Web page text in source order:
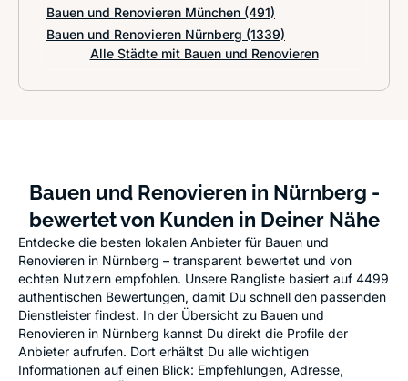
Bauen und Renovieren München (491)
Bauen und Renovieren Nürnberg (1339)
Alle Städte mit Bauen und Renovieren
Bauen und Renovieren in Nürnberg -
bewertet von Kunden in Deiner Nähe
Entdecke die besten lokalen Anbieter für Bauen und
Renovieren in Nürnberg – transparent bewertet und von
echten Nutzern empfohlen. Unsere Rangliste basiert auf 4499
authentischen Bewertungen, damit Du schnell den passenden
Dienstleister findest. In der Übersicht zu Bauen und
Renovieren in Nürnberg kannst Du direkt die Profile der
Anbieter aufrufen. Dort erhältst Du alle wichtigen
Informationen auf einen Blick: Empfehlungen, Adresse,